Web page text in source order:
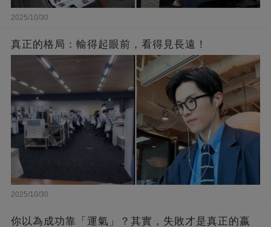
2025/10/30
真正的格局：輸得起眼前，看得見長遠！
2025/10/30
你以為成功靠「運氣」？其實，失敗才是真正的嬴